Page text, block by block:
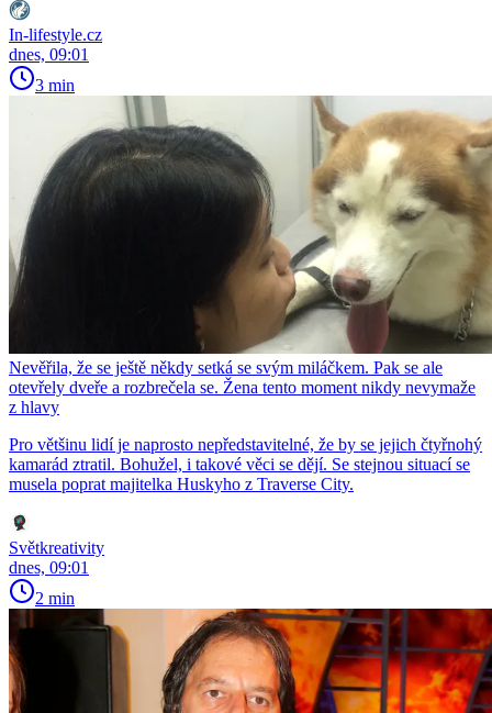
In-lifestyle.cz
dnes, 09:01
3 min
Nevěřila, že se ještě někdy setká se svým miláčkem. Pak se ale
otevřely dveře a rozbrečela se. Žena tento moment nikdy nevymaže
z hlavy
Pro většinu lidí je naprosto nepředstavitelné, že by se jejich čtyřnohý
kamarád ztratil. Bohužel, i takové věci se dějí. Se stejnou situací se
musela poprat majitelka Huskyho z Traverse City.
Světkreativity
dnes, 09:01
2 min